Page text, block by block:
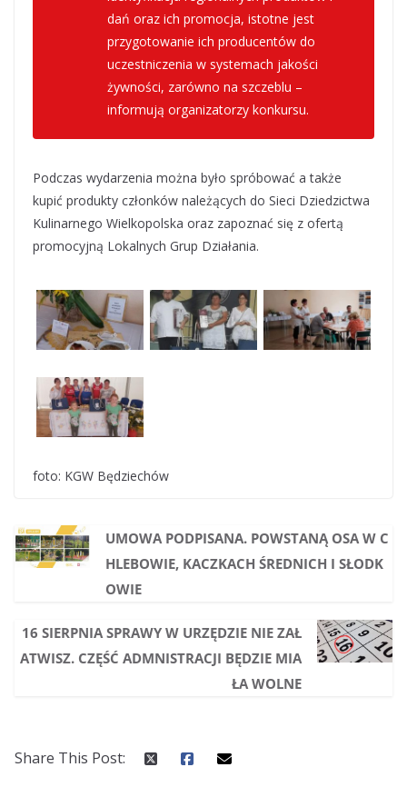
dań oraz ich promocja, istotne jest
przygotowanie ich producentów do
uczestniczenia w systemach jakości
żywności, zarówno na szczeblu –
informują organizatorzy konkursu.
Podczas wydarzenia można było spróbować a także
kupić produkty członków należących do Sieci Dziedzictwa
Kulinarnego Wielkopolska oraz zapoznać się z ofertą
promocyjną Lokalnych Grup Działania.
foto: KGW Będziechów
UMOWA PODPISANA. POWSTANĄ OSA W C
HLEBOWIE, KACZKACH ŚREDNICH I SŁODK
OWIE
16 SIERPNIA SPRAWY W URZĘDZIE NIE ZAŁ
ATWISZ. CZĘŚĆ ADMNISTRACJI BĘDZIE MIA
ŁA WOLNE
Share This Post: